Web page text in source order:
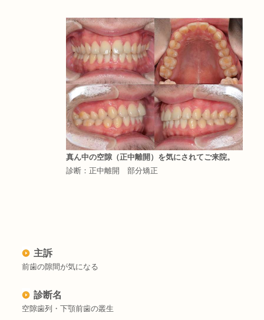
真ん中の空隙（正中離開）を気にされてご来院。
診断：正中離開 部分矯正
主訴
前歯の隙間が気になる
診断名
空隙歯列・下顎前歯の叢生